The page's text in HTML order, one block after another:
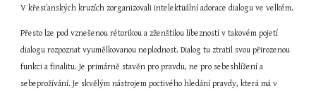
V křesťanských kruzích zorganizovali intelektuální adorace dialogu ve velkém.
Přesto lze pod vznešenou rétorikou a zženštilou líbezností v takovém pojetí
dialogu rozpoznat vyumělkovanou neplodnost. Dialog tu ztratil svou přirozenou
funkci a finalitu. Je primárně stavěn pro pravdu, ne pro sebeshlížení a
sebeprožívání. Je skvělým nástrojem poctivého hledání pravdy, která má v